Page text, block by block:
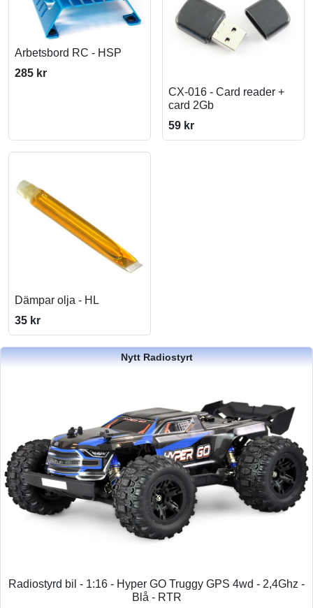
Arbetsbord RC - HSP
285 kr
CX-016 - Card reader +
card 2Gb
59 kr
Dämpar olja - HL
35 kr
Nytt Radiostyrt
Radiostyrd bil - 1:16 - Hyper GO Truggy GPS 4wd - 2,4Ghz -
Blå - RTR